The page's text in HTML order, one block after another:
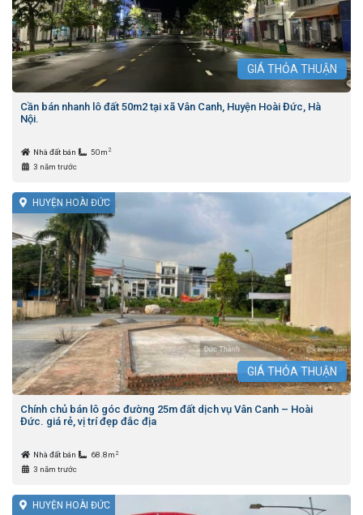
GIÁ THỎA THUẬN
Cần bán nhanh lô đất 50m2 tại xã Vân Canh, Huyện Hoài Đức, Hà
Nội.
Nhà đất bán 50m 2
3 năm trước
HUYỆN HOÀI ĐỨC
GIÁTHỎA THUẬN
Chính chủ bán lô góc đường 25m đất dịch vụ Vân Canh – Hoài
Đức. giá rẻ, vị trí đẹp đắc địa
Nhà đất bán 68.8m 2
3 năm trước
HUYỆN HOÀI ĐỨC